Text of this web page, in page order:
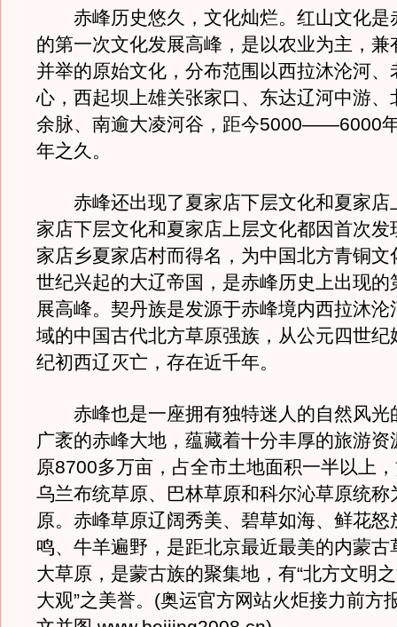
赤峰历史悠久，文化灿烂。红山文化是
的第一次文化发展高峰，是以农业为主，兼
并举的原始文化，分布范围以西拉沐沦河、
心，西起坝上雄关张家口、东达辽河中游、
余脉、南逾大凌河谷，距今5000——6000
年之久。
赤峰还出现了夏家店下层文化和夏家店
家店下层文化和夏家店上层文化都因首次发
家店乡夏家店村而得名，为中国北方青铜文
世纪兴起的大辽帝国，是赤峰历史上出现的
展高峰。契丹族是发源于赤峰境内西拉沐沦
域的中国古代北方草原强族，从公元四世纪
纪初西辽灭亡，存在近千年。
赤峰也是一座拥有独特迷人的自然风光
广袤的赤峰大地，蕴藏着十分丰厚的旅游资
原8700多万亩，占全市土地面积一半以上
乌兰布统草原、巴林草原和科尔沁草原统称
原。赤峰草原辽阔秀美、碧草如海、鲜花怒
鸣、牛羊遍野，是距北京最近最美的内蒙古
大草原，是蒙古族的聚集地，有“北方文明
大观”之美誉。(奥运官方网站火炬接力前方